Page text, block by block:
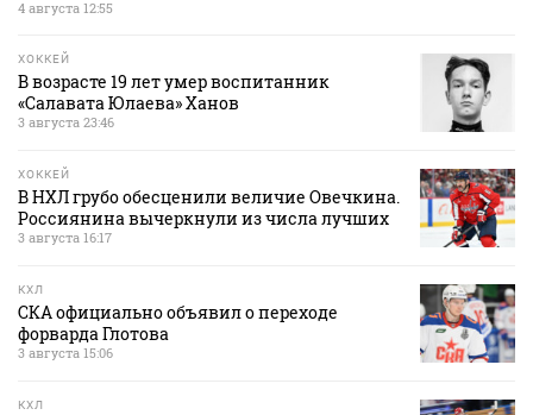
4 августа 12:55
ХОККЕЙ
В возрасте 19 лет умер воспитанник
«Салавата Юлаева» Ханов
3 августа 23:46
ХОККЕЙ
В НХЛ грубо обесценили величие Овечкина.
Россиянина вычеркнули из числа лучших
3 августа 16:17
КХЛ
СКА официально объявил о переходе
форварда Глотова
3 августа 15:06
КХЛ